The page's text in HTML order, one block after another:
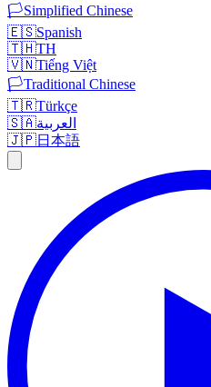
🏳️Simplified Chinese
🇪🇸Spanish
🇹🇭TH
🇻🇳Tiếng Việt
🏳️Traditional Chinese
🇹🇷Türkçe
🇸🇦العربية
🇯🇵日本語